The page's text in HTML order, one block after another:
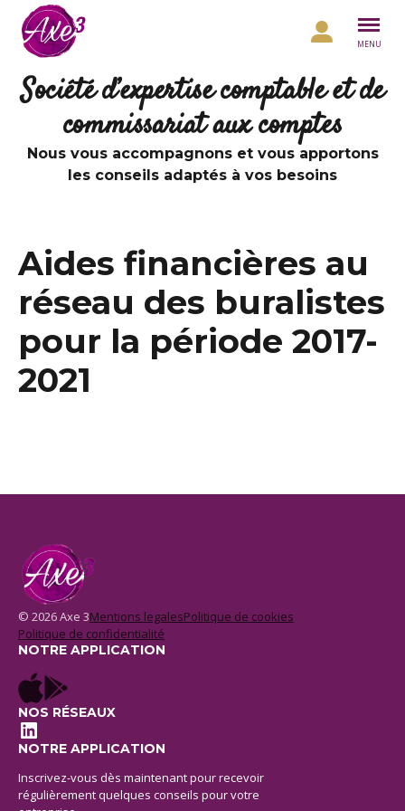
Aller au contenu
MENU
Société d’expertise comptable et de
commissariat aux comptes
Nous vous accompagnons et vous apportons
les conseils adaptés à vos besoins
Aides financières au
réseau des buralistes
pour la période 2017-
2021
© 2026 Axe 3Mentions legalesPolitique de cookies
Politique de confidentialité
NOTRE APPLICATION
NOS RÉSEAUX
LinkedIn
NOTRE APPLICATION
Inscrivez-vous dès maintenant pour recevoir
régulièrement quelques conseils pour votre